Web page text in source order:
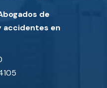
de
accidentes en